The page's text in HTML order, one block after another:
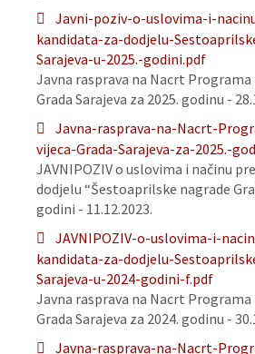
Javni-poziv-o-uslovima-i-
kandidata-za-dodjelu-
Sarajeva-u-2025.-godini.pdf
Javna rasprava na Nacrt Programa
Grada Sarajeva za 2025. godinu -
Javna-rasprava-na-Nacrt-
vijeca-Grada-Sarajeva-za-2025.-
JAVNIPOZIV o uslovima i načinu
dodjelu “Šestoaprilske nagrade
godini - 11.12.2023.
JAVNIPOZIV-o-uslovima-i-
kandidata-za-dodjelu-
Sarajeva-u-2024-godini-f.pdf
Javna rasprava na Nacrt Programa
Grada Sarajeva za 2024. godinu -
Javna-rasprava-na-Nacrt-